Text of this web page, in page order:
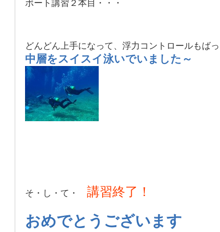
ボート講習２本目・・・
どんどん上手になって、浮力コントロールもば
中層をスイスイ泳いでいました～
そ・し・て・ 講習終了！
おめでとうございます